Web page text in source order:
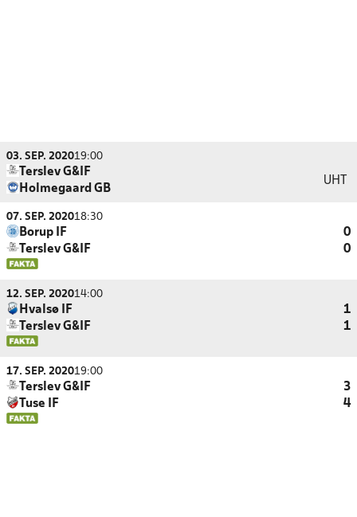
03. SEP. 202019:00
Terslev G&IF
Holmegaard GB
UHT
07. SEP. 202018:30
Borup IF
0
Terslev G&IF
0
12. SEP. 202014:00
Hvalsø IF
1
Terslev G&IF
1
17. SEP. 202019:00
Terslev G&IF
3
Tuse IF
4